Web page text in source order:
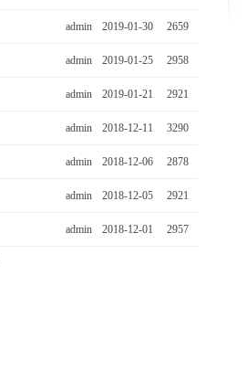
admin 2019-01-30 2659
admin 2019-01-25 2958
admin 2019-01-21 2921
admin 2018-12-11 3290
admin 2018-12-06 2878
admin 2018-12-05 2921
admin 2018-12-01 2957